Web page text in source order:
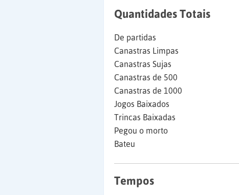
Quantidades Totais
De partidas
Canastras Limpas
Canastras Sujas
Canastras de 500
Canastras de 1000
Jogos Baixados
Trincas Baixadas
Pegou o morto
Bateu
Tempos